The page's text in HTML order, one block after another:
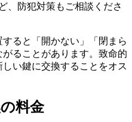
、防犯対策もご相談くださ
ると「開かない」「閉まら
ることがあります。致命的
い鍵に交換することをオス
料金